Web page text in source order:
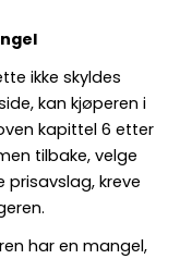
ikke skyldes
kan kjøperen i
kapittel 6 etter
tilbake, velge
kreve
har en mangel,